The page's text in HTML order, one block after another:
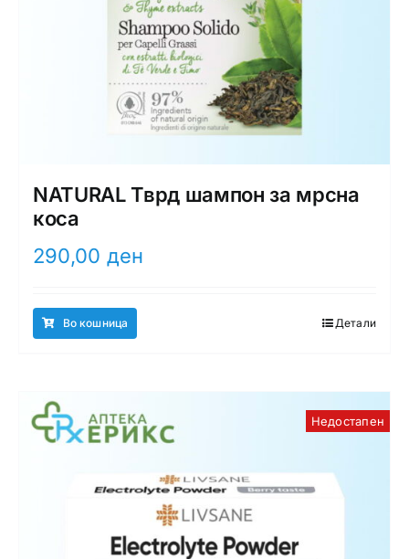
NATURAL Тврд шампон за мрсна
коса
290,00 ден
Во кошница Детали
Недостапен